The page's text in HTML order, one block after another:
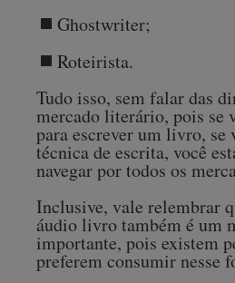
Ghostwriter;
Roteirista.
Tudo isso, sem falar das
mercado literário, pois se
para escrever um livro, se
técnica de escrita, você
navegar por todos os
Inclusive, vale relembrar
áudio livro também é um
importante, pois existem
preferem consumir nesse